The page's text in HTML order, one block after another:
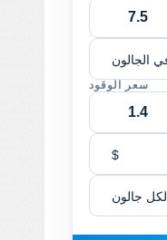
سعر الوقود
$
لكل جالون